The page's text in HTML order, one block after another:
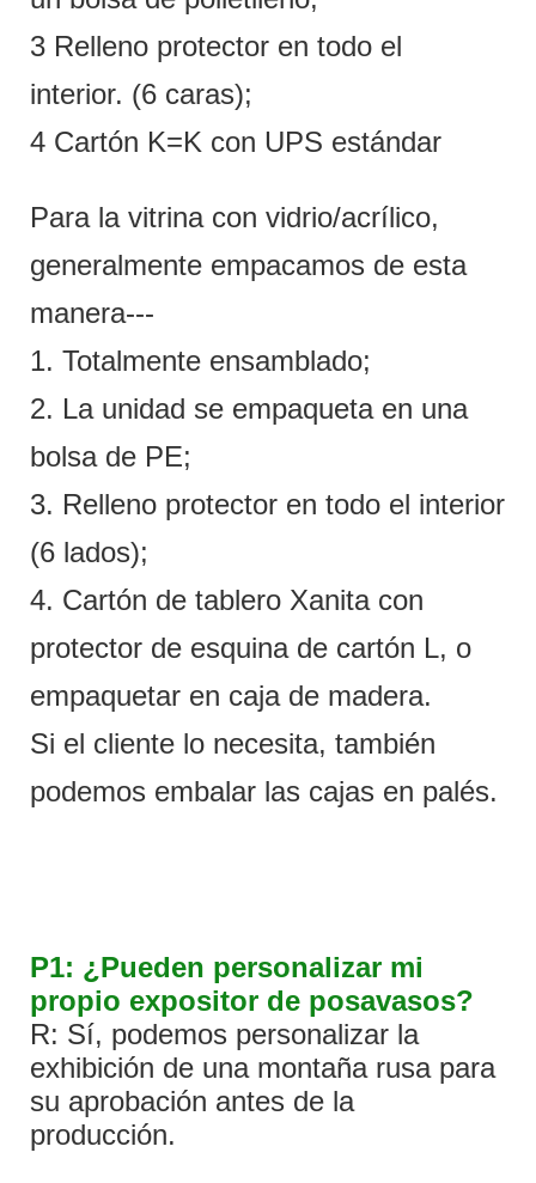
3 Relleno protector en todo el
interior. (6 caras);
4 Cartón K=K con UPS estándar
Para la vitrina con vidrio/acrílico,
generalmente empacamos de esta
manera---
1. Totalmente ensamblado;
2. La unidad se empaqueta en una
bolsa de PE;
3. Relleno protector en todo el interior
(6 lados);
4. Cartón de tablero Xanita con
protector de esquina de cartón L, o
empaquetar en caja de madera.
Si el cliente lo necesita, también
podemos embalar las cajas en palés.
P1: ¿Pueden personalizar mi
propio expositor de posavasos?
R: Sí, podemos personalizar la
exhibición de una montaña rusa para
su aprobación antes de la
producción.